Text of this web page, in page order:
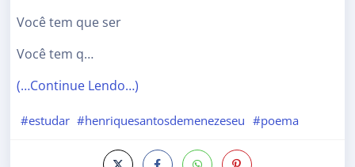
Você tem que ser
Você tem q…
(…Continue Lendo…)
#estudar #henriquesantosdemenezeseu #poema